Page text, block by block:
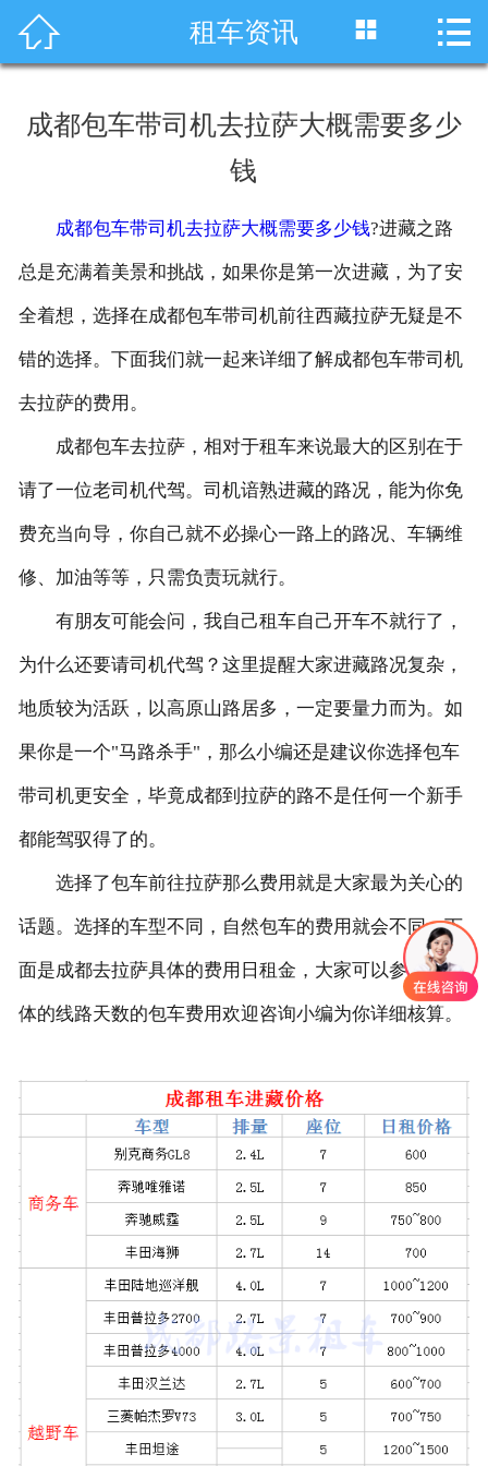
 首页
川藏线租车
租车资讯
租车价格
关于我们
联系我们
 租车资讯  
成都包车带司机去拉萨大概需要多少
钱
成都包车带司机去拉萨大概需要多少钱?进藏之路
总是充满着美景和挑战，如果你是第一次进藏，为了安
全着想，选择在成都包车带司机前往西藏拉萨无疑是不
错的选择。下面我们就一起来详细了解成都包车带司机
去拉萨的费用。
成都包车去拉萨，相对于租车来说最大的区别在于
请了一位老司机代驾。司机谙熟进藏的路况，能为你免
费充当向导，你自己就不必操心一路上的路况、车辆维
修、加油等等，只需负责玩就行。
有朋友可能会问，我自己租车自己开车不就行了，
为什么还要请司机代驾？这里提醒大家进藏路况复杂，
地质较为活跃，以高原山路居多，一定要量力而为。如
果你是一个"马路杀手"，那么小编还是建议你选择包车
带司机更安全，毕竟成都到拉萨的路不是任何一个新手
都能驾驭得了的。
选择了包车前往拉萨那么费用就是大家最为关心的
话题。选择的车型不同，自然包车的费用就会不同。下
面是成都去拉萨具体的费用日租金，大家可以参考，具
体的线路天数的包车费用欢迎咨询小编为你详细核算。